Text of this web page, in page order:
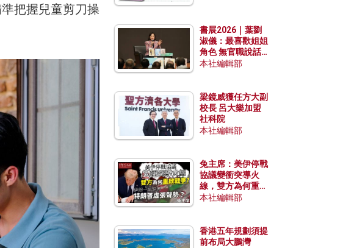
把握兒童剪刀操
書展2026｜葉劉
淑儀：最喜歡姐姐
角色 無官職說話
包袱少
本社編輯部
梁鏡威獲任方大副
校長 呂大樂加盟
社科院
本社編輯部
兔主席：美伊停戰
協議變衝突導火
線，雙方為何重啟
戰爭？伊朗一早洞
本社編輯部
香港五年規劃須提
前布局大鵬灣